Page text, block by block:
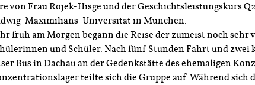
von Frau Rojek-Hisge und der Geschichtsleistungskurs
Maximilians-Universität in München.
früh am Morgen begann die Reise der zumeist noch sehr
und Schüler. Nach fünf Stunden Fahrt und zwei
Bus in Dachau an der Gedenkstätte des ehemaligen
teilte sich die Gruppe auf. Während sich